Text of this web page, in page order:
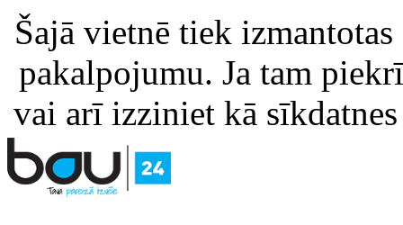
Šajā vietnē tiek
pakalpojumu. Ja tam
vai arī izziniet kā